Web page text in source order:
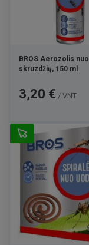
BROS Aerozolis nuo
skruzdžių, 150 ml
Kaina
3,20 € / VNT